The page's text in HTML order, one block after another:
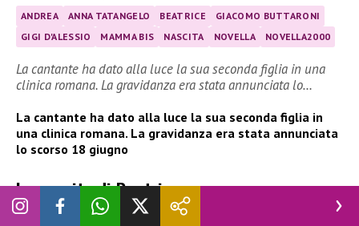
ANDREA ANNA TATANGELO BEATRICE
GIACOMO BUTTARONI
GIGI D'ALESSIO
MAMMA BIS NASCITA NOVELLA NOVELLA2000
La cantante ha dato alla luce la sua seconda figlia in una
clinica romana. La gravidanza era stata annunciata lo…
La cantante ha dato alla luce la sua seconda figlia in
una clinica romana. La gravidanza era stata annunciata
lo scorso 18 giugno
La nascita di Beatrice